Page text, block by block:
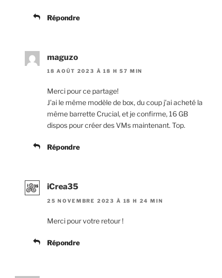
Répondre
maguzo
18 AOÛT 2023 À 18 H 57 MIN
Merci pour ce partage!
J’ai le même modèle de box, du coup j’ai acheté la
même barrette Crucial, et je confirme, 16 GB
dispos pour créer des VMs maintenant. Top.
Répondre
iCrea35
25 NOVEMBRE 2023 À 18 H 24 MIN
Merci pour votre retour !
Répondre